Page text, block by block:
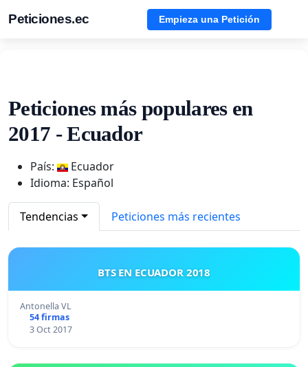
Peticiones.ec Empieza una Petición
Peticiones más populares en
2017 - Ecuador
País:
Ecuador
Idioma: Español
Tendencias Peticiones más recientes
BTS EN ECUADOR 2018
Antonella VL
54 firmas
3 Oct 2017